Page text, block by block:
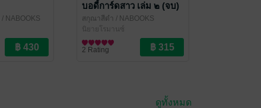
/ NABOOKS
บอดี้การ์ดสาว เล่ม ๒ (จบ)
สกุณาสีดำ / NABOOKS
นิยายโรมานซ์
2 Rating
ดูทั้งหมด